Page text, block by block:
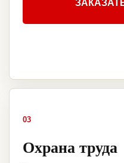
03
Охрана труда